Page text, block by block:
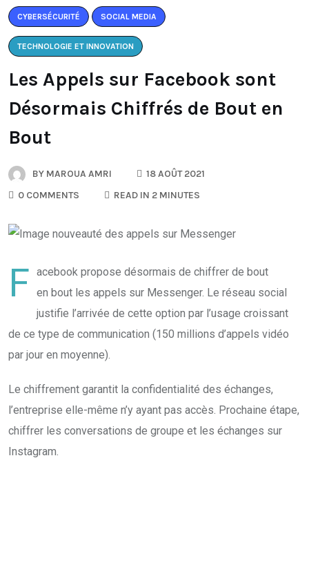
CYBERSÉCURITÉ SOCIAL MEDIA
TECHNOLOGIE ET INNOVATION
Les Appels sur Facebook sont
Désormais Chiffrés de Bout en
Bout
BY MAROUA AMRI
18 AOÛT 2021
0 COMMENTS
READ IN 2 MINUTES
F acebook propose désormais de chiffrer de bout
en bout les appels sur Messenger. Le réseau social
justifie l’arrivée de cette option par l’usage croissant
de ce type de communication (150 millions d’appels vidéo
par jour en moyenne).
Le chiffrement garantit la confidentialité des échanges,
l’entreprise elle-même n’y ayant pas accès. Prochaine étape,
chiffrer les conversations de groupe et les échanges sur
Instagram.